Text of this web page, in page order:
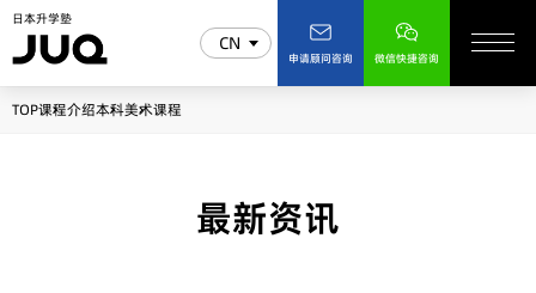
日本升学塾
CN
申请顾问咨询 微信快捷咨询
TOP课程介绍本科美术课程
最新资讯